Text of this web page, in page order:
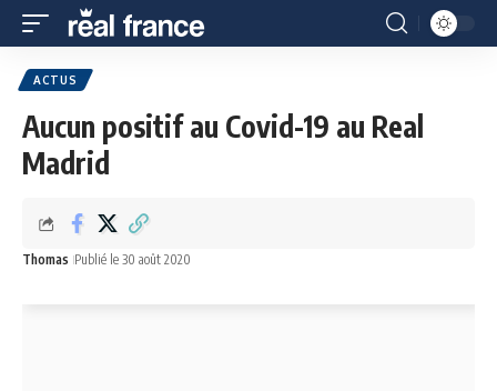
ACTUS
Aucun positif au Covid-19 au Real
Madrid
Thomas Publié le 30 août 2020